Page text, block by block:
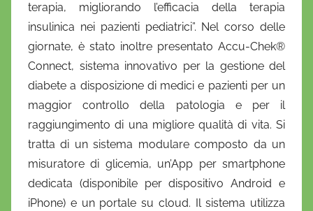
terapia, migliorando l’efficacia della terapia
insulinica nei pazienti pediatrici”. Nel corso delle
giornate, è stato inoltre presentato Accu-Chek®
Connect, sistema innovativo per la gestione del
diabete a disposizione di medici e pazienti per un
maggior controllo della patologia e per il
raggiungimento di una migliore qualità di vita. Si
tratta di un sistema modulare composto da un
misuratore di glicemia, un’App per smartphone
dedicata (disponibile per dispositivo Android e
iPhone) e un portale su cloud. Il sistema utilizza